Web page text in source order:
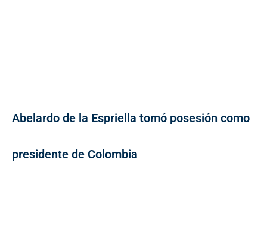
Abelardo de la Espriella tomó posesión como
presidente de Colombia